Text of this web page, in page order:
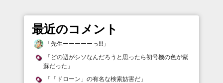
最近のコメント
「先生ーーーーーっ!!! 」
「 どの辺がシソなんだろうと思ったら初号機の色が紫
蘇だった 」
「 「ドローン」の有名な検索妨害だ 」